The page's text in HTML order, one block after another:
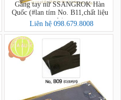
Găng tay nữ SSANGROK Hàn
Quốc (#lan tím No. B11,chất liệu
dạ)
Liên hệ 098.679.8008